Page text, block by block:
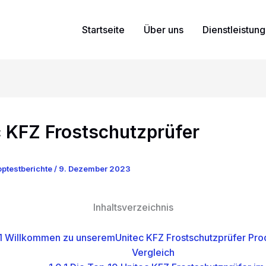
Startseite Über uns
KFZ Frostschutzprüfer
/ 9. Dezember 2023
Inhaltsverzeichnis
Willkommen zu unseremUnitec KFZ Frostschutzprüfer
Vergleich